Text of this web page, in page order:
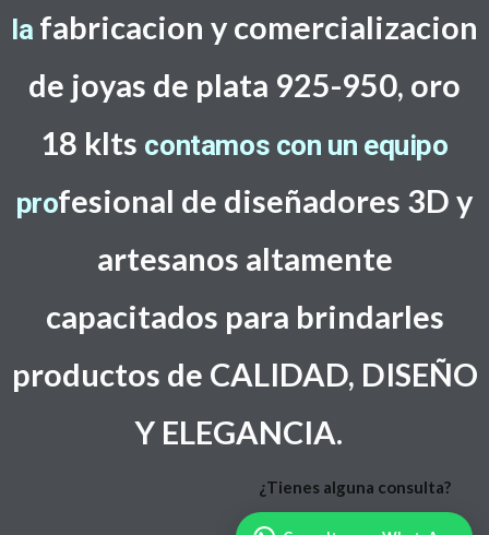
la fabricacion y comercializacion
de joyas de plata 925-950, oro
18 klts contamos con un equipo
profesional de diseñadores 3D y
artesanos altamente
capacitados para brindarles
productos de CALIDAD, DISEÑO
Y ELEGANCIA.